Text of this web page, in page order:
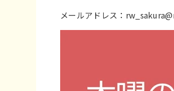
メールアドレス：